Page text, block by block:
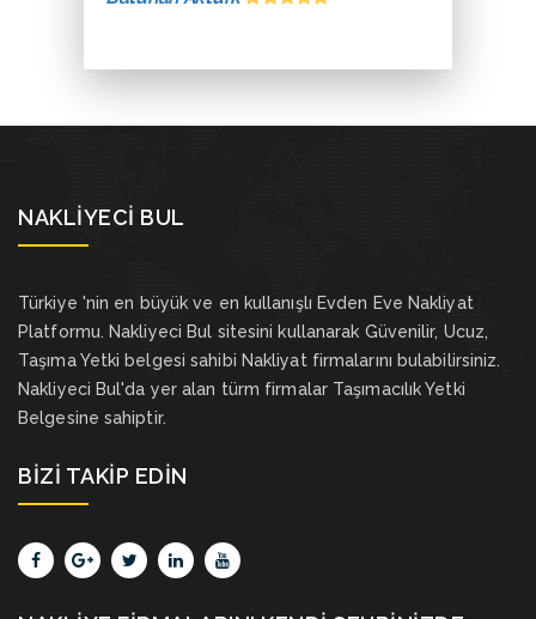
NAKLIYECI BUL
Türkiye 'nin en büyük ve en kullanışlı Evden Eve Nakliyat
Platformu. Nakliyeci Bul sitesini kullanarak Güvenilir, Ucuz,
Taşıma Yetki belgesi sahibi Nakliyat firmalarını bulabilirsiniz.
Nakliyeci Bul'da yer alan türm firmalar Taşımacılık Yetki
Belgesine sahiptir.
BIZI TAKIP EDIN